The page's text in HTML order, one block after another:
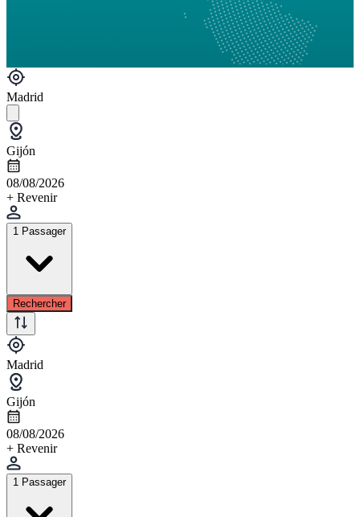
Madrid
Gijón
08/08/2026
+ Revenir
1 Passager
Rechercher
Madrid
Gijón
08/08/2026
+ Revenir
1 Passager